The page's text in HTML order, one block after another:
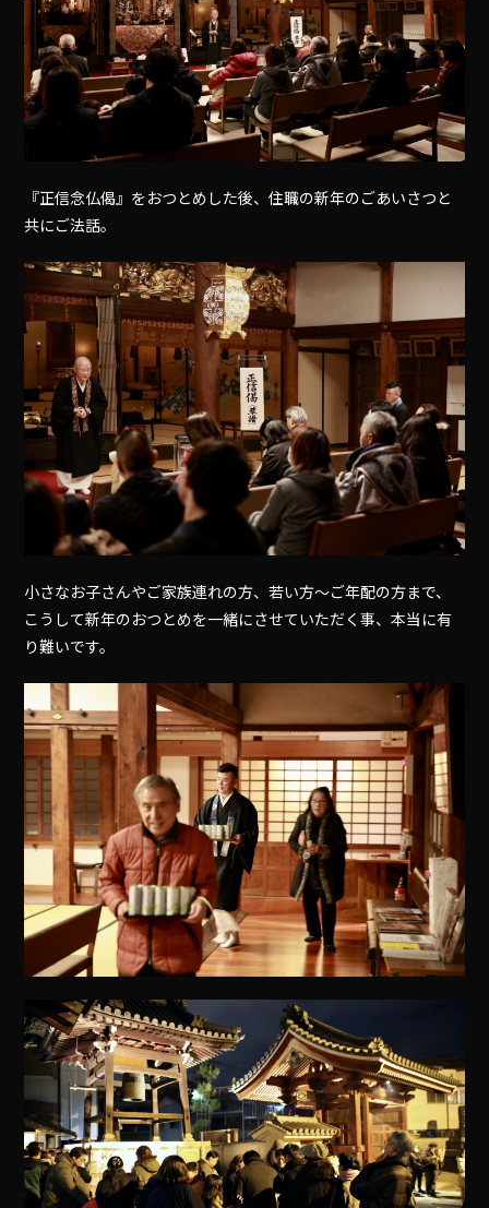
『正信念仏偈』をおつとめした後、住職の新年のごあいさつと
共にご法話。
小さなお子さんやご家族連れの方、若い方〜ご年配の方まで、
こうして新年のおつとめを一緒にさせていただく事、本当に有
り難いです。